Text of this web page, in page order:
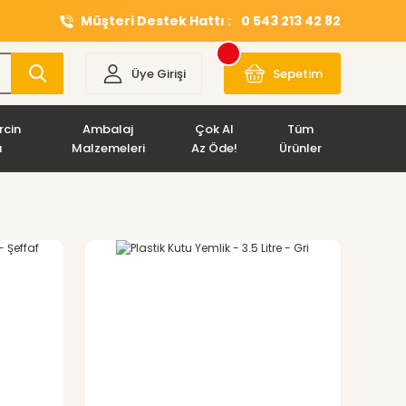
Müşteri Destek Hattı : 0 543 213 42 82
Üye Girişi Sepetim
Ambalaj
Malzemeleri
Çok Al
Az Öde!
Tüm
Ürünler